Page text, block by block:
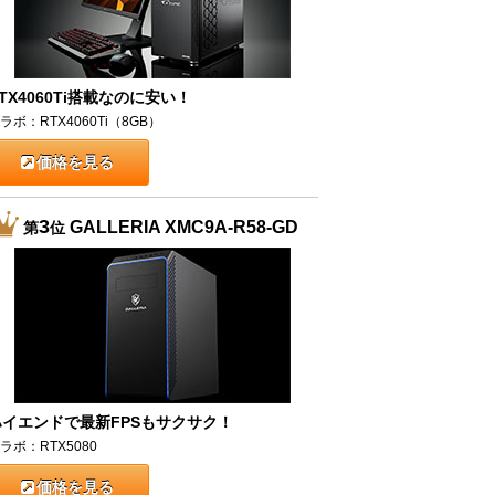
搭載なのに安い！
ボ：RTX4060Ti（8GB）
価格を見る
第3位GALLERIA XMC9A-R58-GD
エンドで最新FPSもサクサク！
ボ：RTX5080
価格を見る